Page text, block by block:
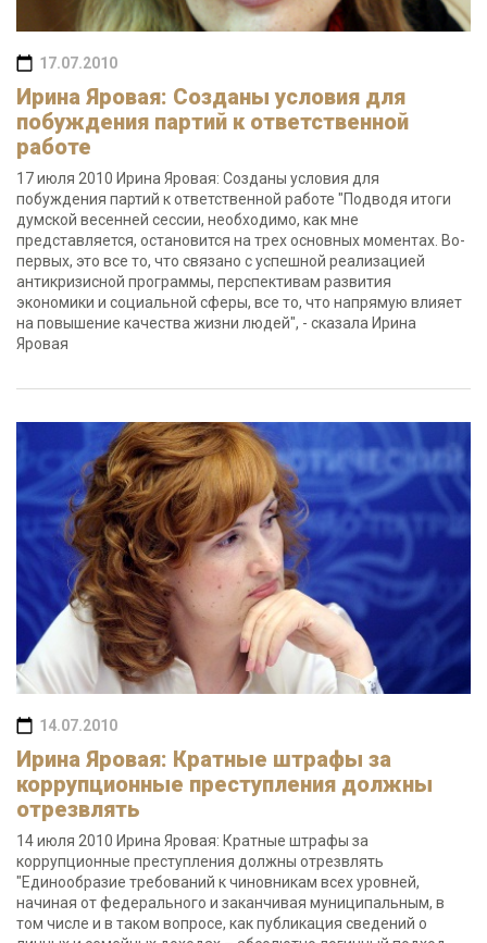
17.07.2010
Ирина Яровая: Созданы условия для
побуждения партий к ответственной
работе
17 июля 2010 Ирина Яровая: Созданы условия для
побуждения партий к ответственной работе "Подводя итоги
думской весенней сессии, необходимо, как мне
представляется, остановится на трех основных моментах. Во-
первых, это все то, что связано с успешной реализацией
антикризисной программы, перспективам развития
экономики и социальной сферы, все то, что напрямую влияет
на повышение качества жизни людей", - сказала Ирина
Яровая
14.07.2010
Ирина Яровая: Кратные штрафы за
коррупционные преступления должны
отрезвлять
14 июля 2010 Ирина Яровая: Кратные штрафы за
коррупционные преступления должны отрезвлять
"Единообразие требований к чиновникам всех уровней,
начиная от федерального и заканчивая муниципальным, в
том числе и в таком вопросе, как публикация сведений о